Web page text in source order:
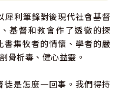
利筆鋒對後現代社會基督
基督和教會作了透徹的探
集牧者的情懷、學者的嚴
骨析毒、健心益靈。
是怎麼一回事。我們得持